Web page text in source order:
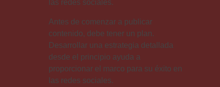
las redes sociales.
Antes de comenzar a publicar
contenido, debe tener un plan.
Desarrollar una estrategia detallada
desde el principio ayuda a
proporcionar el marco para su éxito en
las redes sociales.